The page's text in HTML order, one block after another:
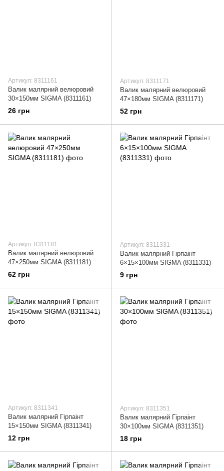
Артикул: 8311161
Валик малярний велюровий
30×150мм SIGMA (8311161)
26 грн
Артикул: 8311171
Валик малярний велюровий
47×180мм SIGMA (8311171)
52 грн
Артикул: 8311181
Валик малярний велюровий
47×250мм SIGMA (8311181)
62 грн
Артикул: 8311331
Валик малярний Гірпаінт
6×15×100мм SIGMA (8311331)
9 грн
Артикул: 8311341
Валик малярний Гірпаінт
15×150мм SIGMA (8311341)
12 грн
Артикул: 8311351
Валик малярний Гірпаінт
30×100мм SIGMA (8311351)
18 грн